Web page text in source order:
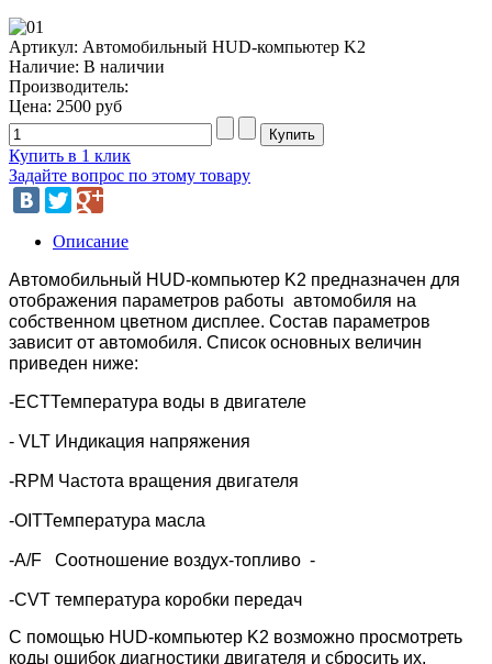
Артикул: Автомобильный HUD-компьютер K2
Наличие: В наличии
Производитель:
Цена: 2500 руб
Купить в 1 клик
Задайте вопрос по этому товару
Описание
Автомобильный HUD-компьютер K2 предназначен для
отображения параметров работы автомобиля на
собственном цветном дисплее. Состав параметров
зависит от автомобиля. Список основных величин
приведен ниже:
-ECTТемпература воды в двигателе
- VLT Индикация напряжения
-RPM Частота вращения двигателя
-OITТемпература масла
-A/F Соотношение воздух-топливо -
-CVT температура коробки передач
С помощью HUD-компьютер K2 возможно просмотреть
коды ошибок диагностики двигателя и сбросить их.